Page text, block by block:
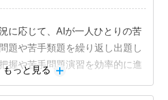
に応じて、AIが一人ひとりの苦
題や苦手類題を繰り返し出題し
握や苦手問題演習を効率的に進
もっと見る